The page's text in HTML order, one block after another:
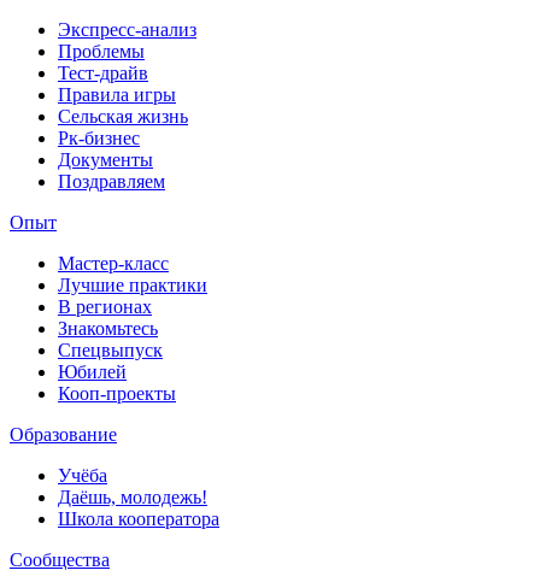
Экспресс-анализ
Проблемы
Тест-драйв
Правила игры
Сельская жизнь
Рк-бизнес
Документы
Поздравляем
Опыт
Мастер-класс
Лучшие практики
В регионах
Знакомьтесь
Спецвыпуск
Юбилей
Кооп-проекты
Образование
Учёба
Даёшь, молодежь!
Школа кооператора
Сообщества